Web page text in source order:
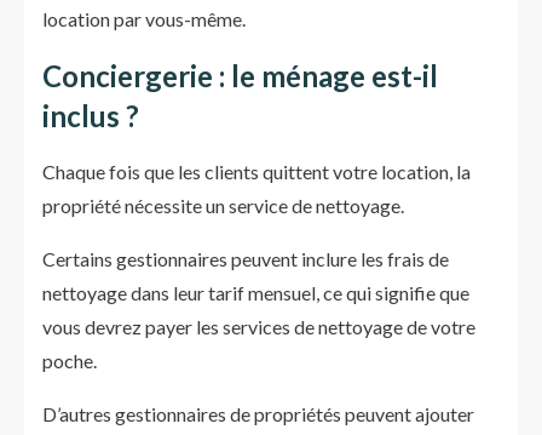
location par vous-même.
Conciergerie : le ménage est-il
inclus ?
Chaque fois que les clients quittent votre location, la
propriété nécessite un service de nettoyage.
Certains gestionnaires peuvent inclure les frais de
nettoyage dans leur tarif mensuel, ce qui signifie que
vous devrez payer les services de nettoyage de votre
poche.
D’autres gestionnaires de propriétés peuvent ajouter